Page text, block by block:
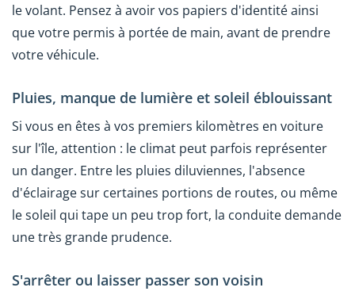
le volant. Pensez à avoir vos papiers d'identité ainsi
que votre permis à portée de main, avant de prendre
votre véhicule.
Pluies, manque de lumière et soleil éblouissant
Si vous en êtes à vos premiers kilomètres en voiture
sur l'île, attention : le climat peut parfois représenter
un danger. Entre les pluies diluviennes, l'absence
d'éclairage sur certaines portions de routes, ou même
le soleil qui tape un peu trop fort, la conduite demande
une très grande prudence.
S'arrêter ou laisser passer son voisin